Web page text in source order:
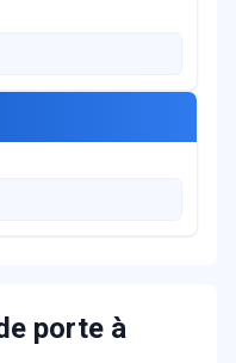
porte à